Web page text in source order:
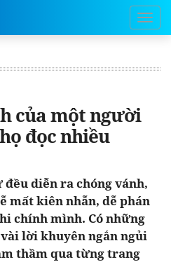
của một người
đọc nhiều
diễn ra chóng vánh,
mất kiên nhẫn, dễ phán
chính mình. Có những
lời khuyên ngắn ngủi
thầm qua từng trang